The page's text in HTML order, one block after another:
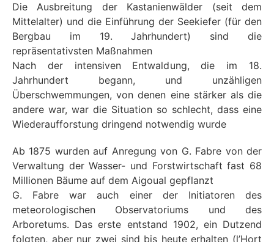
Die Ausbreitung der Kastanienwälder (seit dem
Mittelalter) und die Einführung der Seekiefer (für den
Bergbau im 19. Jahrhundert) sind die
repräsentativsten Maßnahmen
Nach der intensiven Entwaldung, die im 18.
Jahrhundert begann, und unzähligen
Überschwemmungen, von denen eine stärker als die
andere war, war die Situation so schlecht, dass eine
Wiederaufforstung dringend notwendig wurde
Ab 1875 wurden auf Anregung von G. Fabre von der
Verwaltung der Wasser- und Forstwirtschaft fast 68
Millionen Bäume auf dem Aigoual gepflanzt
G. Fabre war auch einer der Initiatoren des
meteorologischen Observatoriums und des
Arboretums. Das erste entstand 1902, ein Dutzend
folgten, aber nur zwei sind bis heute erhalten (l’Hort